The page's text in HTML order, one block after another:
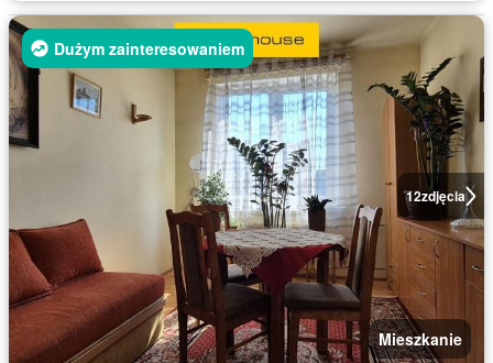
12zdjęcia
Dużym zainteresowaniem
Mieszkanie